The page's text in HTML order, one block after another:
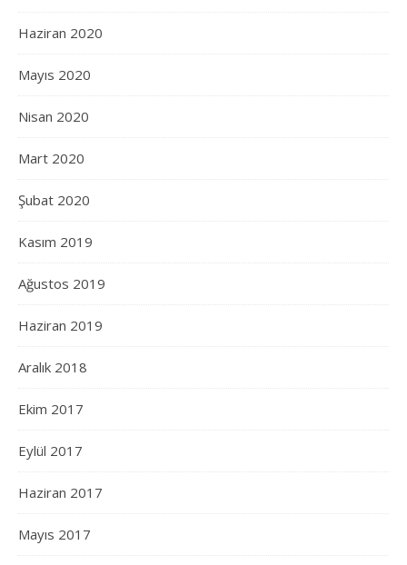
Haziran 2020
Mayıs 2020
Nisan 2020
Mart 2020
Şubat 2020
Kasım 2019
Ağustos 2019
Haziran 2019
Aralık 2018
Ekim 2017
Eylül 2017
Haziran 2017
Mayıs 2017